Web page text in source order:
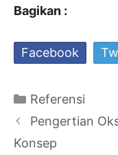
Bagikan :
Facebook
Kategori
Referensi
Navigasi
Tulisan
Pengertian
Konsep